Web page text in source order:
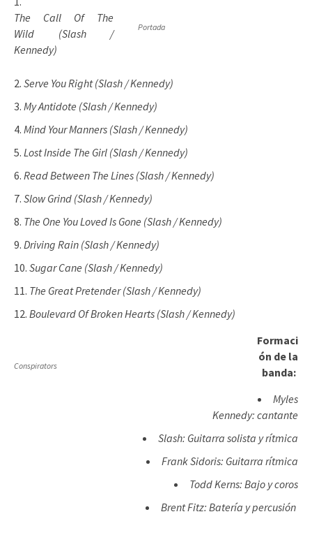
Portada
The Call Of The
Wild (Slash /
Kennedy)
Serve You Right(Slash / Kennedy)
My Antidote (Slash / Kennedy)
Mind Your Manners (Slash / Kennedy)
Lost Inside The Girl (Slash / Kennedy)
Read Between The Lines (Slash / Kennedy)
Slow Grind (Slash / Kennedy)
The One You Loved Is Gone (Slash / Kennedy)
Driving Rain (Slash / Kennedy)
Sugar Cane (Slash / Kennedy)
The Great Pretender(Slash / Kennedy)
Boulevard Of Broken Hearts (Slash / Kennedy)
Conspirators
Formaci
ón de la
banda:
Myles
Kennedy: cantante
Slash: Guitarra solista y rítmica
Frank Sidoris: Guitarra rítmica
Todd Kerns: Bajo y coros
Brent Fitz: Batería y percusión